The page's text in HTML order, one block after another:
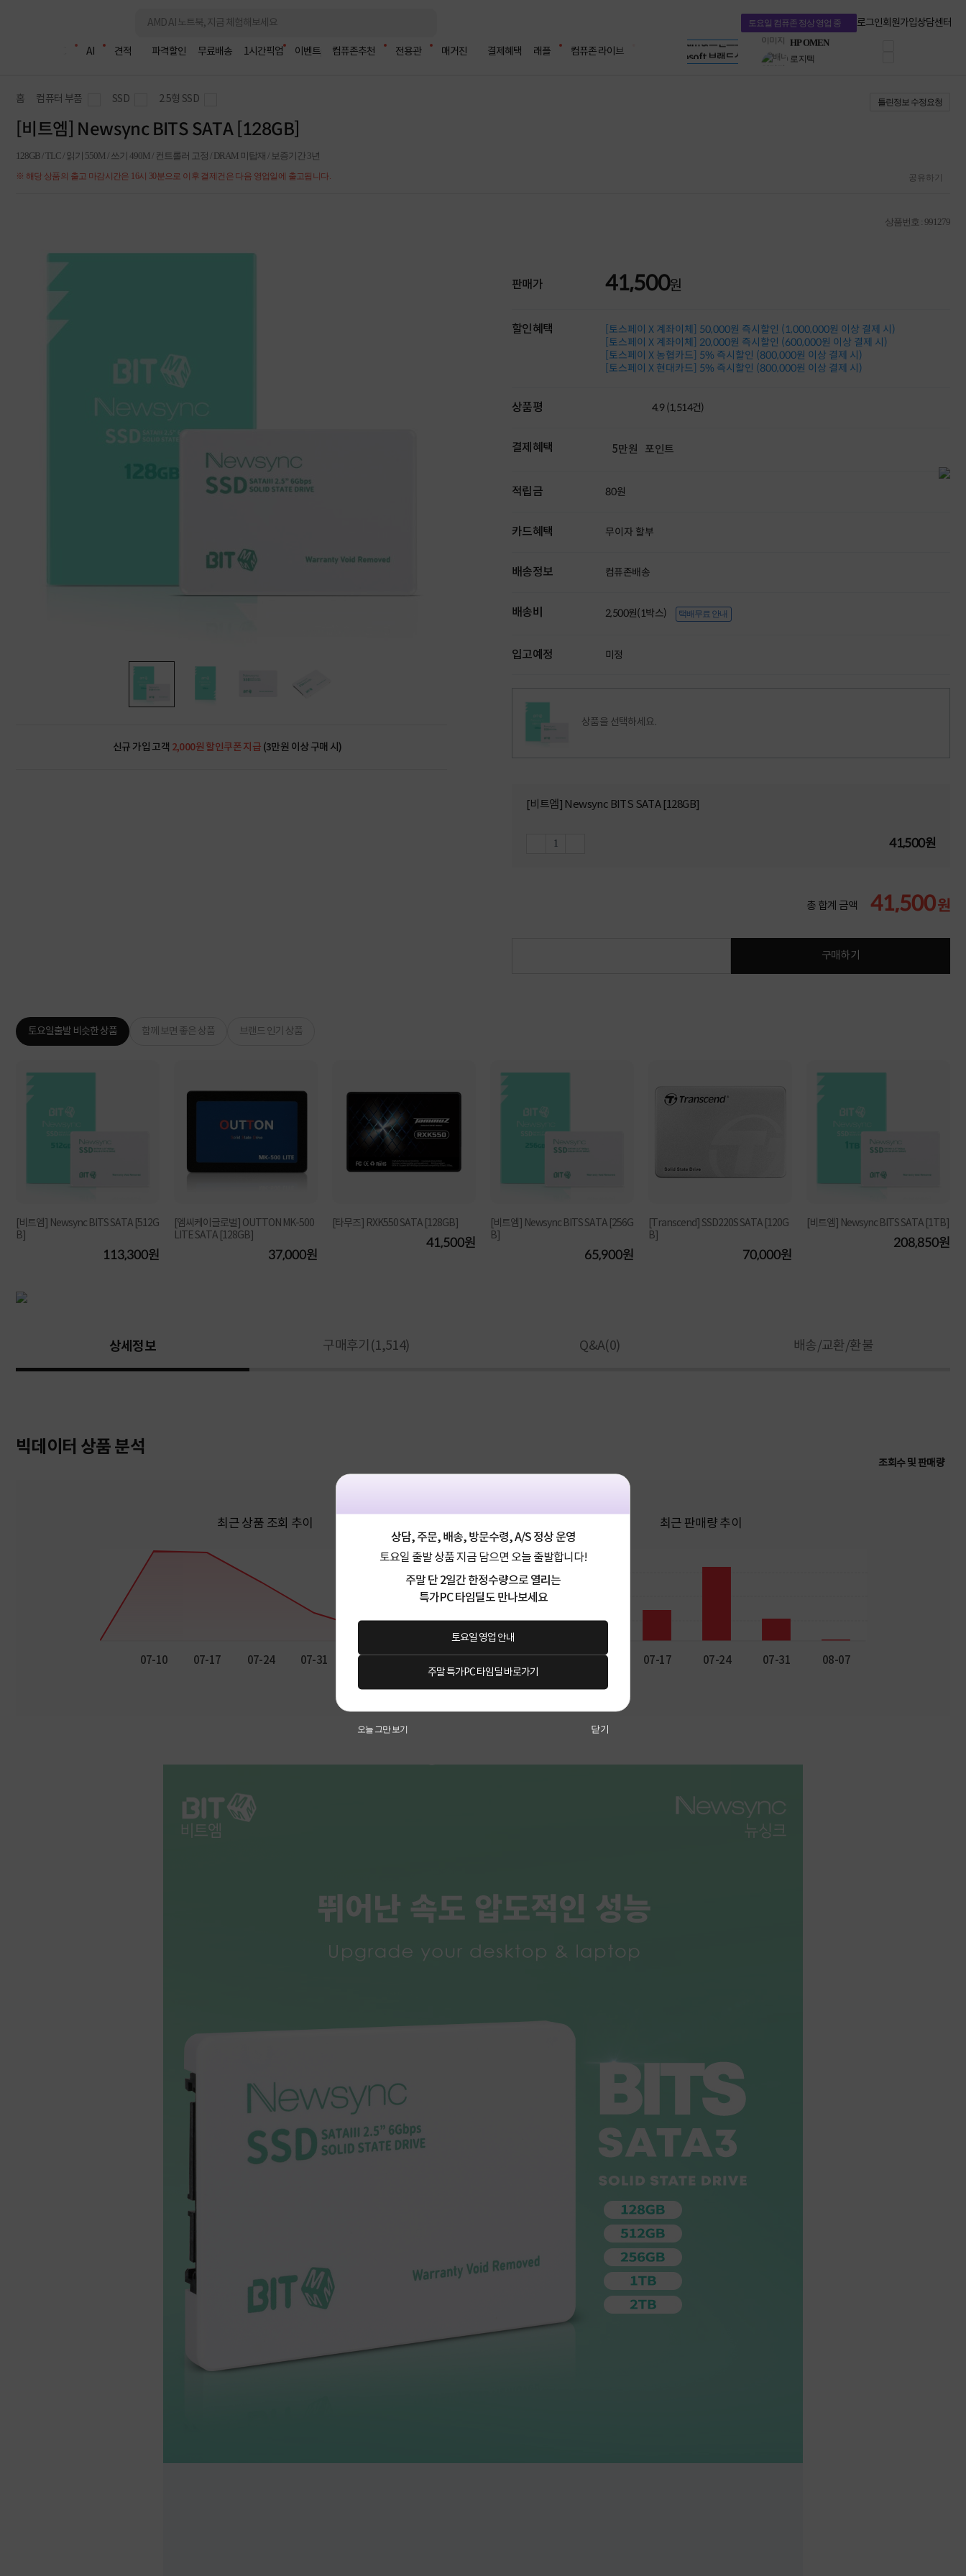
상담, 주문, 배송, 방문수령, A/S 정상 운영
토요일 출발 상품 지금 담으면 오늘 출발합니다!
주말 단 2일간 한정수량으로 열리는
특가PC 타임딜도 만나보세요
토요일 영업 안내
주말 특가PC 타임딜 바로가기
오늘 그만 보기 닫기
토요일 컴퓨존 정상 영업 중 로그인회원가입상담센터
AI 견적 파격할인 무료배송 1시간픽업 이벤트 컴퓨존추천 전용관 매거진 결제혜택 래플 컴퓨존 라이브
LG gram & 브랜드스토어
Microsoft 브랜드스토어
Dell 구매 찬스
프로 에센셜
타협 없는 게이밍
HP OMEN
적립금 3% 페이백
시스코 스위칭허브
누적 금액 별
적립금 페이백!
홈 컴퓨터 부품 SSD 2.5형 SSD 틀린정보 수정요청
[비트엠] Newsync BITS SATA [128GB]
128GB / TLC / 읽기 550M / 쓰기 490M / 컨트롤러 고정 / DRAM 미탑재 / 보증기간 3년
※ 해당 상품의 출고 마감시간은 16시 30분으로 이후 결제건은 다음 영업일에 출고됩니다. 공유하기
신규 가입 고객 2,000원 할인쿠폰 지급 (3만원 이상 구매 시)
상품번호 : 991279
판매가 41,500원
할인혜택
[토스페이 X 계좌이체] 50,000원 즉시할인 (1,000,000원 이상 결제 시)
[토스페이 X 계좌이체] 20,000원 즉시할인 (600,000원 이상 결제 시)
[토스페이 X 농협카드] 5% 즉시할인 (800,000원 이상 결제 시)
[토스페이 X 현대카드] 5% 즉시할인 (800,000원 이상 결제 시)
상품평 4.9 (1,514건)
결제혜택 5만원 포인트
적립금 80원
카드혜택 무이자 할부
배송정보 컴퓨존배송
배송비 2,500원(1박스) 택배무료 안내
입고예정 미정
상품을 선택하세요.
[비트엠] Newsync BITS SATA [128GB]
41,500원
총 합계 금액 41,500원
구매하기
토요일출발 비슷한 상품 함께 보면 좋은 상품 브랜드 인기 상품
[비트엠] Newsync BITS SATA [512G
B]
113,300원
[엠씨케이글로벌] OUTTON MK-500
LITE SATA [128GB]
37,000원
[타무즈] RXK550 SATA [128GB]
41,500원
[비트엠] Newsync BITS SATA [256G
B]
65,900원
[Transcend] SSD220S SATA [120G
B]
70,000원
[비트엠] Newsync BITS SATA [1TB]
208,850원
상세정보 구매후기(1,514) Q&A(0) 배송/교환/환불
빅데이터 상품 분석
조회수 및 판매량
최근 상품 조회 추이 최근 판매량 추이